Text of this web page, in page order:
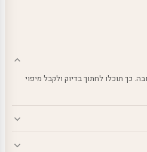
לרוחב ולגובה. כך תוכלו לחתוך בדיוק ולקבל מיפוי